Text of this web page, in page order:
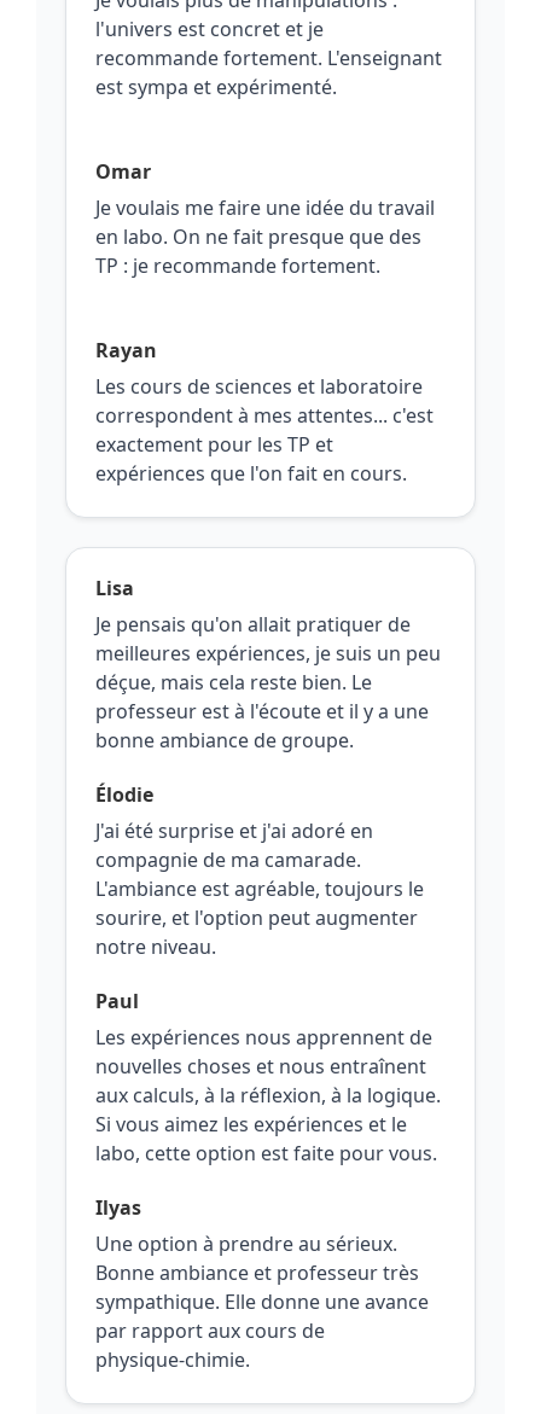
l'univers est concret et je
recommande fortement. L'enseignant
est sympa et expérimenté.
Omar
Je voulais me faire une idée du travail
en labo. On ne fait presque que des
TP : je recommande fortement.
Rayan
Les cours de sciences et laboratoire
correspondent à mes attentes... c'est
exactement pour les TP et
expériences que l'on fait en cours.
Lisa
Je pensais qu'on allait pratiquer de
meilleures expériences, je suis un peu
déçue, mais cela reste bien. Le
professeur est à l'écoute et il y a une
bonne ambiance de groupe.
Élodie
J'ai été surprise et j'ai adoré en
compagnie de ma camarade.
L'ambiance est agréable, toujours le
sourire, et l'option peut augmenter
notre niveau.
Paul
Les expériences nous apprennent de
nouvelles choses et nous entraînent
aux calculs, à la réflexion, à la logique.
Si vous aimez les expériences et le
labo, cette option est faite pour vous.
Ilyas
Une option à prendre au sérieux.
Bonne ambiance et professeur très
sympathique. Elle donne une avance
par rapport aux cours de
physique‑chimie.